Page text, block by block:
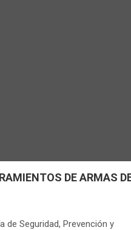
DE ARMAS
de Seguridad, Prevención y